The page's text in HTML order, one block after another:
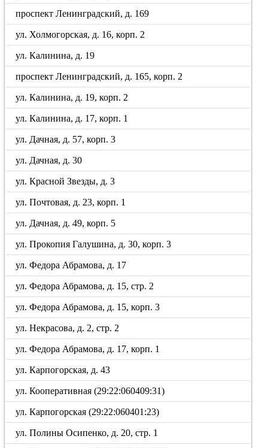
проспект Ленинградский, д. 169
ул. Холмогорская, д. 16, корп. 2
ул. Калинина, д. 19
проспект Ленинградский, д. 165, корп. 2
ул. Калинина, д. 19, корп. 2
ул. Калинина, д. 17, корп. 1
ул. Дачная, д. 57, корп. 3
ул. Дачная, д. 30
ул. Красной Звезды, д. 3
ул. Почтовая, д. 23, корп. 1
ул. Дачная, д. 49, корп. 5
ул. Прокопия Галушина, д. 30, корп. 3
ул. Федора Абрамова, д. 17
ул. Федора Абрамова, д. 15, стр. 2
ул. Федора Абрамова, д. 15, корп. 3
ул. Некрасова, д. 2, стр. 2
ул. Федора Абрамова, д. 17, корп. 1
ул. Карпогорская, д. 43
ул. Кооперативная (29:22:060409:31)
ул. Карпогорская (29:22:060401:23)
ул. Полины Осипенко, д. 20, стр. 1